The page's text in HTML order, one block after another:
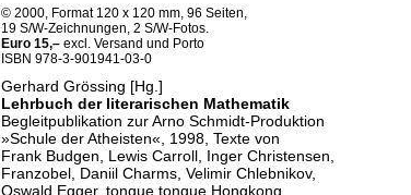
© 2000, Format 120 x 120 mm, 96 Seiten,
19 S/W-Zeichnungen, 2 S/W-Fotos.
Euro 15,– excl. Versand und Porto
ISBN 978-3-901941-03-0
Gerhard Grössing [Hg.]
Lehrbuch der literarischen Mathematik
Begleitpublikation zur Arno Schmidt-Produktion
»Schule der Atheisten«, 1998, Texte von
Frank Budgen, Lewis Carroll, Inger Christensen,
Franzobel, Daniil Charms, Velimir Chlebnikov,
Oswald Egger, tongue tongue Hongkong,